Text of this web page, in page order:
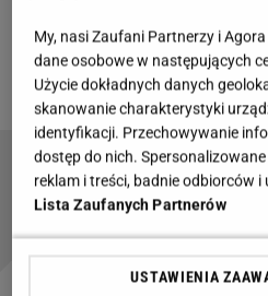
dotarła do pytania za 10
popularnego produktu
W "Milionerach" padło
agrest
My, nasi Zaufani Partnerzy i
dane osobowe w następujących
Użycie dokładnych danych
skanowanie charakterystyki
identyfikacji. Przechowywanie
dostęp do nich.
reklam i treści, badnie odbiorców i
Lista Zaufanych Partnerów
USTAWIENIA